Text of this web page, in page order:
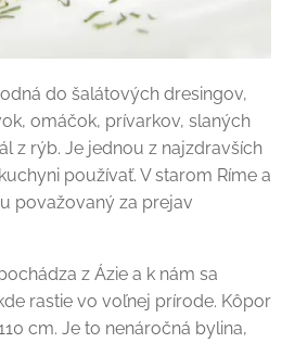
do šalátových dresingov,
omáčok, prívarkov, slaných
z rýb. Je jednou z najzdravších
používať. V starom Ríme a
považovaný za prejav
z Ázie a k nám sa
rastie vo voľnej prírode. Kôpor
cm. Je to nenáročná bylina,